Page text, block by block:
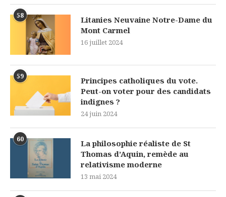
58
Litanies Neuvaine Notre-Dame du
Mont Carmel
16 juillet 2024
59
Principes catholiques du vote.
Peut-on voter pour des candidats
indignes ?
24 juin 2024
60
La philosophie réaliste de St
Thomas d’Aquin, remède au
relativisme moderne
13 mai 2024